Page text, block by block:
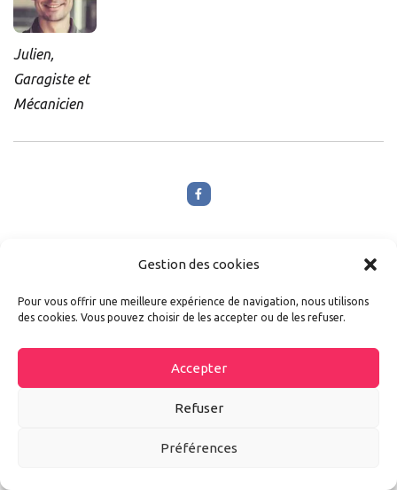
Gestion des cookies
Pour vous offrir une meilleure expérience de navigation, nous utilisons
des cookies. Vous pouvez choisir de les accepter ou de les refuser.
Accepter
Refuser
Préférences
Julien,
Garagiste et
Mécanicien
Poster un commentaire
Votre adresse mail ne sera pas publié. Les champs avec une